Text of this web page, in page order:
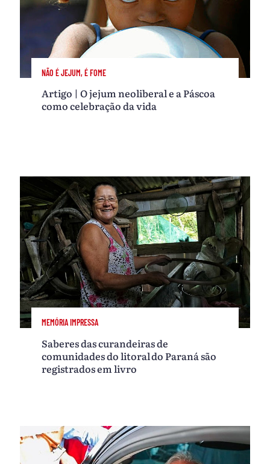
NÃO É JEJUM, É FOME
Artigo | O jejum neoliberal e a Páscoa
como celebração da vida
MEMÓRIA IMPRESSA
Saberes das curandeiras de
comunidades do litoral do Paraná são
registrados em livro